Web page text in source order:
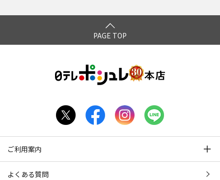
PAGE TOP
ご利用案内
よくある質問